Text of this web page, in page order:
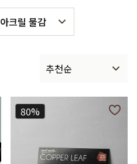
아크릴 물감
추천순
80%